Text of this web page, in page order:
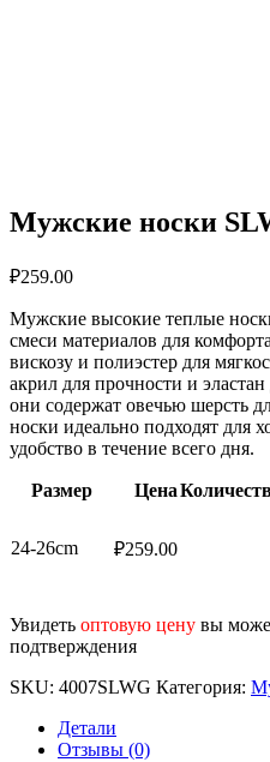
Мужские носки
₽259.00
Мужские высокие теплые
смеси материалов для
вискозу и полиэстер для
акрил для прочности и
они содержат овечью шерсть
носки идеально подходят для
удобство в течение всего дня.
Размер Цена
24-26cm ₽259.00
Увидеть оптовую цену вы
подтверждения
SKU: 4007SLWG Категория:
Детали
Отзывы (0)